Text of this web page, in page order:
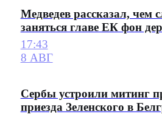
Медведев рассказал, чем
заняться главе ЕК фон
17:43
8 АВГ
Сербы устроили митинг
приезда Зеленского в